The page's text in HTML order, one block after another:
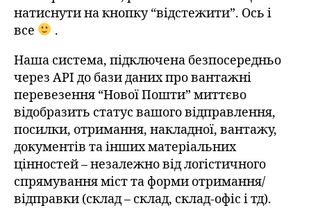
натиснути на кнопку “відстежити”. Ось і
все
.
Наша система, підключена безпосередньо
через API до бази даних про вантажні
перевезення “Нової Пошти” миттєво
відобразить статус вашого відправлення,
посилки, отримання, накладної, вантажу,
документів та інших матеріальних
цінностей – незалежно від логістичного
спрямування міст та форми отримання/
відправки (склад – склад, склад-офіс і тд).